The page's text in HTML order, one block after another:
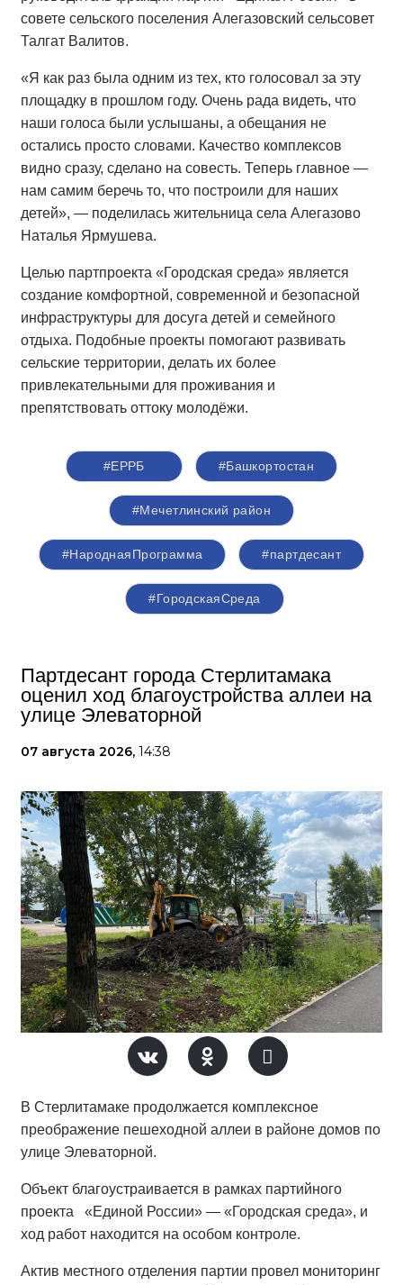
совете сельского поселения Алегазовский сельсовет
Талгат Валитов.
«Я как раз была одним из тех, кто голосовал за эту
площадку в прошлом году. Очень рада видеть, что
наши голоса были услышаны, а обещания не
остались просто словами. Качество комплексов
видно сразу, сделано на совесть. Теперь главное —
нам самим беречь то, что построили для наших
детей», — поделилась жительница села Алегазово
Наталья Ярмушева.
Целью партпроекта «Городская среда» является
создание комфортной, современной и безопасной
инфраструктуры для досуга детей и семейного
отдыха. Подобные проекты помогают развивать
сельские территории, делать их более
привлекательными для проживания и
препятствовать оттоку молодёжи.
#ЕРРБ #Башкортостан
#Мечетлинский район
#НароднаяПрограмма #партдесант
#ГородскаяСреда
Партдесант города Стерлитамака
оценил ход благоустройства аллеи на
улице Элеваторной
07 августа 2026, 14:38
В Стерлитамаке продолжается комплексное
преображение пешеходной аллеи в районе домов по
улице Элеваторной.
Объект благоустраивается в рамках партийного
проекта «Единой России» — «Городская среда», и
ход работ находится на особом контроле.
Актив местного отделения партии провел мониторинг